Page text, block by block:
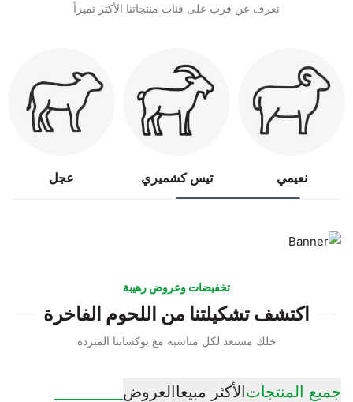
تعرف عن قرب على فئات منتجاتنا الأكثر تميزاً
نعيمي تيس كشميري عجل
تخفيضات وعروض رهيبة
اكتشف تشكيلتنا من اللحوم الفاخرة
خلك مستعد لكل مناسبة مع بوكساتنا المبردة
جميع المنتجاتالأكثر مبيعاالعروض